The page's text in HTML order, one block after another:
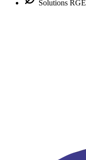
Solutions RGE